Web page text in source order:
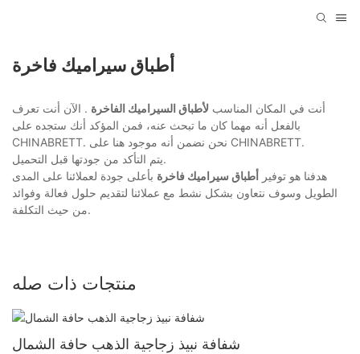
أطباق سيراميك فاخرة
أنت في المكان المناسب لأطباق السيراميك الفاخرة . الآن أنت تعرف
بالفعل أنه مهما كان ما تبحث عنه، فمن المؤكد أنك ستجده على
CHINABRETT. نحن نضمن أنه موجود هنا على CHINABRETT.
يتم التأكد من جودتها قبل التحميل.
هدفنا هو توفير أطباق سيراميك فاخرة بأعلى جودة لعملائنا على المدى
الطويل وسوف نتعاون بشكل نشط مع عملائنا لتقديم حلول فعالة وفوائد
من حيث التكلفة.
منتجات ذات صله
شفافة نبيذ زجاجية الذهب حافة الشمال